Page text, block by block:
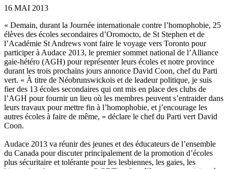
16 MAI 2013
« Demain, durant la Journée internationale contre l’homophobie, 25
élèves des écoles secondaires d’Oromocto, de St Stephen et de
l’Académie St Andrews vont faire le voyage vers Toronto pour
participer à Audace 2013, le premier sommet national de l’Alliance
gaie-hétéro (AGH) pour représenter leurs écoles et notre province
durant les trois prochains jours annonce David Coon, chef du Parti
vert. « À titre de Néobrunswickois et de leadeur politique, je suis
fier des 13 écoles secondaires qui ont mis en place des clubs de
l’AGH pour fournir un lieu où les membres peuvent s’entraider dans
leurs travaux pour mettre fin à l’homophobie, et j’encourage les
autres écoles à faire de même, » déclare le chef du Parti vert David
Coon.
Audace 2013 va réunir des jeunes et des éducateurs de l’ensemble
du Canada pour discuter principalement de la promotion d’écoles
plus sécuritaire et tolérante pour les lesbiennes, les gaies, les